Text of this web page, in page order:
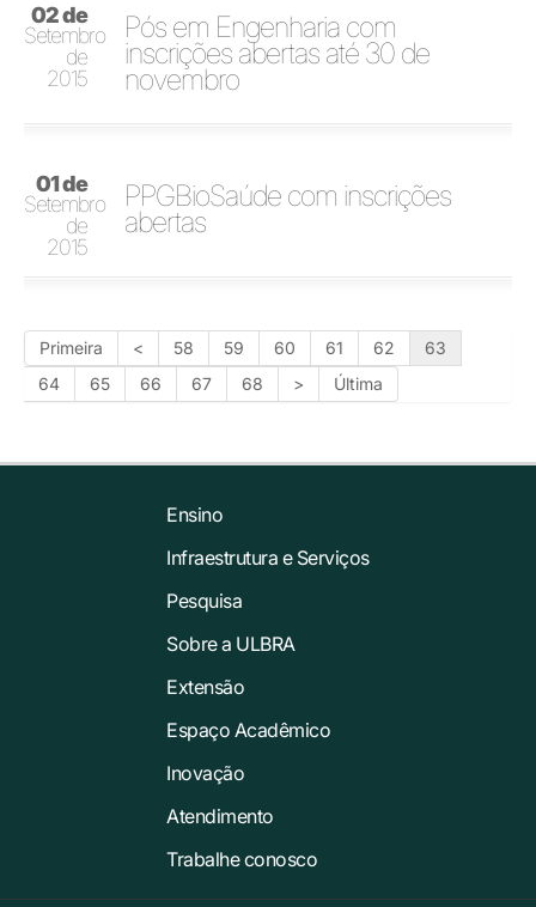
02 de
Setembro
de
2015
Pós em Engenharia com
inscrições abertas até 30 de
novembro
01 de
Setembro
de
2015
PPGBioSaúde com inscrições
abertas
Primeira < 58 59 60 61 62
63
64
65 66 67 68 > Última
Ensino
Infraestrutura e Serviços
Pesquisa
Sobre a ULBRA
Extensão
Espaço Acadêmico
Inovação
Atendimento
Trabalhe conosco